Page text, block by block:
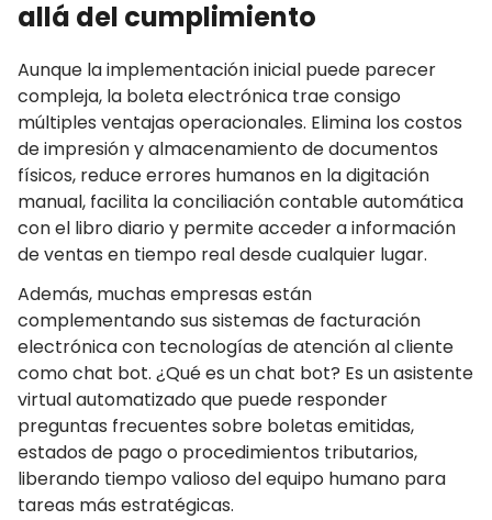
allá del cumplimiento
Aunque la implementación inicial puede parecer
compleja, la boleta electrónica trae consigo
múltiples ventajas operacionales. Elimina los costos
de impresión y almacenamiento de documentos
físicos, reduce errores humanos en la digitación
manual, facilita la conciliación contable automática
con el libro diario y permite acceder a información
de ventas en tiempo real desde cualquier lugar.
Además, muchas empresas están
complementando sus sistemas de facturación
electrónica con tecnologías de atención al cliente
como chat bot. ¿Qué es un chat bot? Es un asistente
virtual automatizado que puede responder
preguntas frecuentes sobre boletas emitidas,
estados de pago o procedimientos tributarios,
liberando tiempo valioso del equipo humano para
tareas más estratégicas.